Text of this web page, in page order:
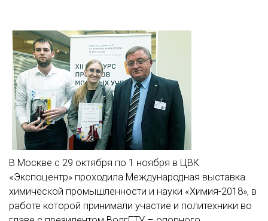
В Москве с 29 октября по 1 ноября в ЦВК
«Экспоцентр» проходила Международная выставка
химической промышленности и науки «Химия-2018», в
работе которой принимали участие и политехники во